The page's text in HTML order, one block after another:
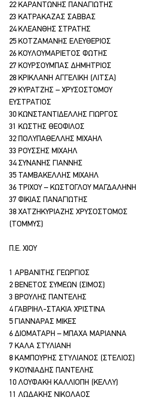
22 ΚΑΡΑΝΤΩΝΗΣ ΠΑΝΑΓΙΩΤΗΣ
23 ΚΑΤΡΑΚΑΖΑΣ ΣΑΒΒΑΣ
24 ΚΛΕΑΝΘΗΣ ΣΤΡΑΤΗΣ
25 ΚΟΤΖΑΜΑΝΗΣ ΕΛΕΥΘΕΡΙΟΣ
26 ΚΟΥΛΟΥΜΑΡΙΕΤΟΣ ΦΩΤΗΣ
27 ΚΟΥΡΣΟΥΜΠΑΣ ΔΗΜΗΤΡΙΟΣ
28 ΚΡΙΚΛΑΝΗ ΑΓΓΕΛΙΚΗ (ΛΙΤΣΑ)
29 ΚΥΡΑΤΖΗΣ – ΧΡΥΣΟΣΤΟΜΟΥ
ΕΥΣΤΡΑΤΙΟΣ
30 ΚΩΝΣΤΑΝΤΙΔΕΛΛΗΣ ΓΙΩΡΓΟΣ
31 ΚΩΣΤΗΣ ΘΕΟΦΙΛΟΣ
32 ΠΟΛΥΠΑΘΕΛΛΗΣ ΜΙΧΑΗΛ
33 ΡΟΥΣΣΗΣ ΜΙΧΑΗΛ
34 ΣΥΝΑΝΗΣ ΓΙΑΝΝΗΣ
35 ΤΑΜΒΑΚΕΛΛΗΣ ΜΙΧΑΗΛ
36 ΤΡΙΧΟΥ – ΚΩΣΤΟΓΛΟΥ ΜΑΓΔΑΛΗΝΗ
37 ΦΙΚΙΑΣ ΠΑΝΑΓΙΩΤΗΣ
38 ΧΑΤΖΗΚΥΡΙΑΖΗΣ ΧΡΥΣΟΣΤΟΜΟΣ
(ΤΟΜΜΥΣ)
Π.Ε. ΧΙΟΥ
1 ΑΡΒΑΝΙΤΗΣ ΓΕΩΡΓΙΟΣ
2 ΒΕΝΕΤΟΣ ΣΥΜΕΩΝ (ΣΙΜΟΣ)
3 ΒΡΟΥΛΗΣ ΠΑΝΤΕΛΗΣ
4 ΓΑΒΡΙΗΛ-ΣΤΑΚΙΑ ΧΡΙΣΤΙΝΑ
5 ΓΙΑΝΝΑΡΑΣ ΜΙΚΕΣ
6 ΔΙΟΜΑΤΑΡΗ – ΜΠΑΧΑ ΜΑΡΙΑΝΝΑ
7 ΚΑΛΑ ΣΤΥΛΙΑΝΗ
8 ΚΑΜΠΟΥΡΗΣ ΣΤΥΛΙΑΝΟΣ (ΣΤΕΛΙΟΣ)
9 ΚΟΥΝΙΑΔΗΣ ΠΑΝΤΕΛΗΣ
10 ΛΟΥΦΑΚΗ ΚΑΛΛΙΟΠΗ (ΚΕΛΛΥ)
11 ΛΩΔΑΚΗΣ ΝΙΚΟΛΑΟΣ